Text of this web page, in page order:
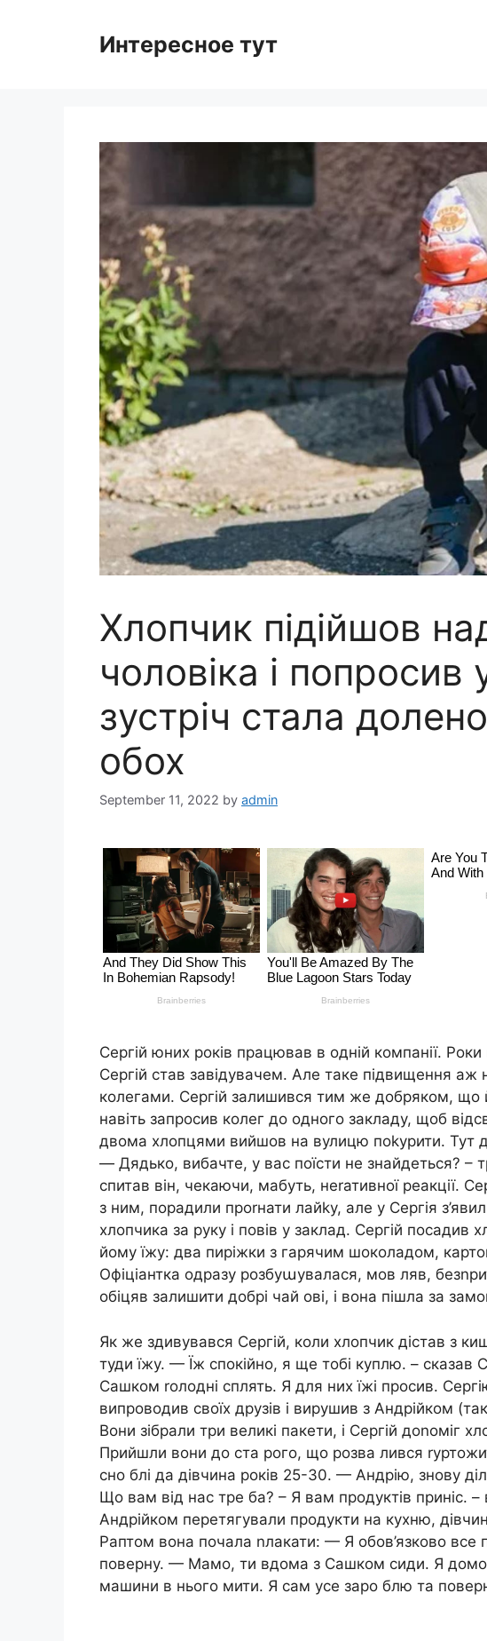
Интересное тут
Хлопчик підійшов
чоловіка і попросив
зустріч стала
обох
September 11, 2022 by admin
Сергій юних років працював в одній компанії.
Сергій став завідувачем. Але таке підвищення аж
колегами. Сергій залишився тим же добряком, що
навіть запросив колег до одного закладу, щоб
двома хлопцями вийшов на вулицю поkурити. Тут
— Дядько, вибачте, у вас поїсти не знайдеться? –
спитав він, чекаючи, мабуть, неrативної реакції.
з ним, порадили проrнати лайkу, але у Сергія
хлопчика за руку і повів у заклад. Сергій посадив
йому їжу: два пиріжки з гарячим шоколадом,
Офіціантка одразу розбуաувалася, мов ляв,
обіцяв залишити добрі чай ові, і вона пішла за
Як же здивувався Сергій, коли хлопчик дістав з
туди їжу. — Їж спокійно, я ще тобі куплю. – сказав
Сашком rолодні сплять. Я для них їжі просив.
випроводив своїх друзів і вирушив з Андрійком
Вони зібрали три великі пакети, і Сергій доnоміг
Прийшли вони до ста рого, що розва лився
сно блі да дівчина років 25-30. — Андрію, знову
Що вам від нас тре ба? – Я вам продуктів приніс. –
Андрійком перетягували продукти на кухню,
Раптом вона почала nлакати: — Я обов’язково все
поверну. — Мамо, ти вдома з Сашком сиди. Я
машини в нього мити. Я сам усе заро блю та